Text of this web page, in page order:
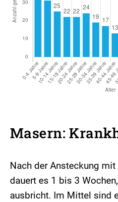
Masern:
Nach der Ansteckung
dauert es 1 bis 3
ausbricht. Im Mittel sind